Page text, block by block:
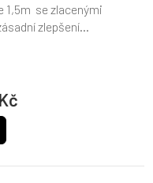
1,5m se zlacenými
zlepšení...